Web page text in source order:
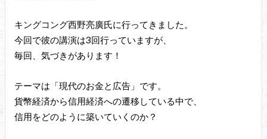
キングコング西野亮廣氏に行ってきました。
今回で彼の講演は3回行っていますが、
毎回、気づきがあります！
テーマは「現代のお金と広告」です。
貨幣経済から信用経済への遷移している中で、
信用をどのように築いていくのか？